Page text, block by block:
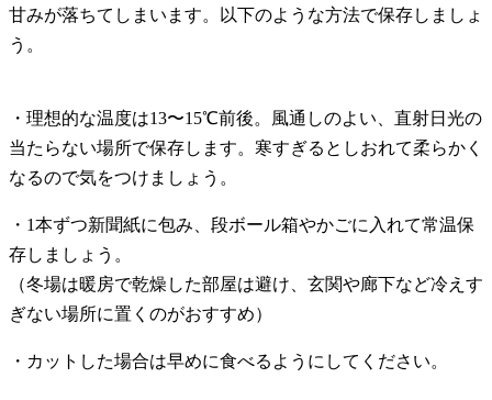
甘みが落ちてしまいます。以下のような方法で保存しましょ
う。
・理想的な温度は13〜15℃前後。風通しのよい、直射日光の
当たらない場所で保存します。寒すぎるとしおれて柔らかく
なるので気をつけましょう。
・1本ずつ新聞紙に包み、段ボール箱やかごに入れて常温保
存しましょう。
（冬場は暖房で乾燥した部屋は避け、玄関や廊下など冷えす
ぎない場所に置くのがおすすめ）
・カットした場合は早めに食べるようにしてください。